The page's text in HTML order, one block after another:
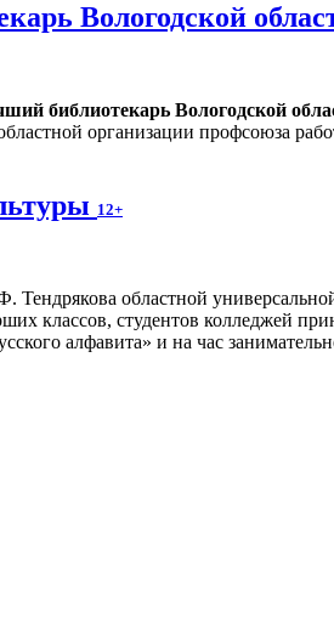
Вологодской
библиотекарь Вологодской
организации профсоюза
12+
областной
классов, студентов колледжей
алфавита» и на час